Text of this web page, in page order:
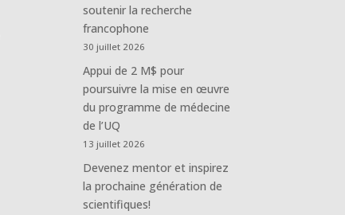
soutenir la recherche
francophone
30 juillet 2026
Appui de 2 M$ pour
poursuivre la mise en œuvre
du programme de médecine
de l’UQ
13 juillet 2026
Devenez mentor et inspirez
la prochaine génération de
scientifiques!